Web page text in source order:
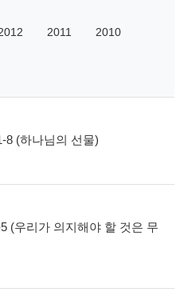
2011 2010
8 (하나님의 선물)
(우리가 의지해야 할 것은 무